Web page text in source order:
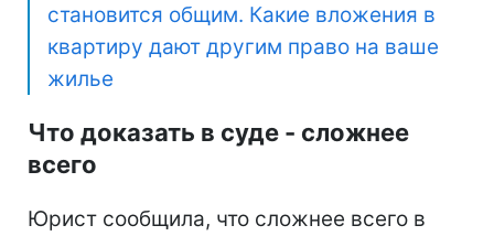
становится общим. Какие вложения в
квартиру дают другим право на ваше
жилье
Что доказать в суде - сложнее
всего
Юрист сообщила, что сложнее всего в